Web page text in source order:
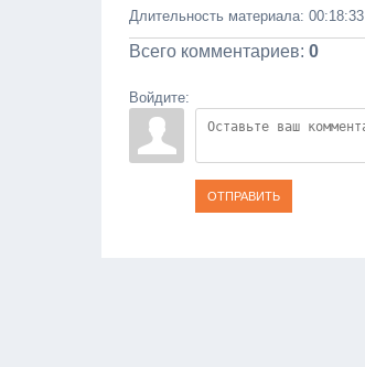
Длительность материала: 00:18:33
Всего комментариев: 0
Войдите:
ОТПРАВИТЬ